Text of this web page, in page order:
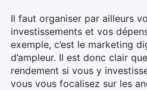
Il faut organiser par ailleurs
investissements et vos
exemple, c’est le marketing
d’ampleur. Il est donc clair
rendement si vous y
vous vous focalisez sur les